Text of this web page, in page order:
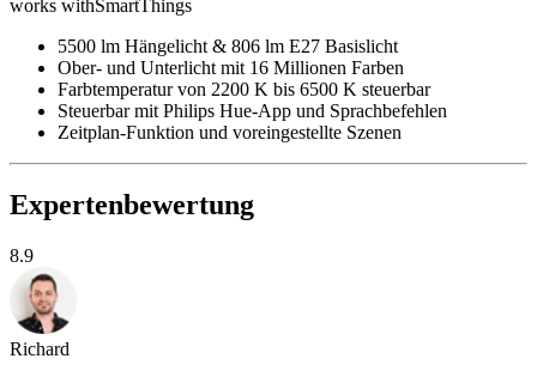
works withSmartThings
5500 lm Hängelicht & 806 lm E27 Basislicht
Ober- und Unterlicht mit 16 Millionen Farben
Farbtemperatur von 2200 K bis 6500 K steuerbar
Steuerbar mit Philips Hue-App und Sprachbefehlen
Zeitplan-Funktion und voreingestellte Szenen
Expertenbewertung
8.9
Richard